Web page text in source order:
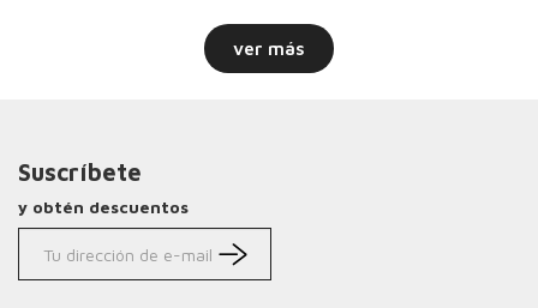
ver más
Suscríbete
y obtén descuentos